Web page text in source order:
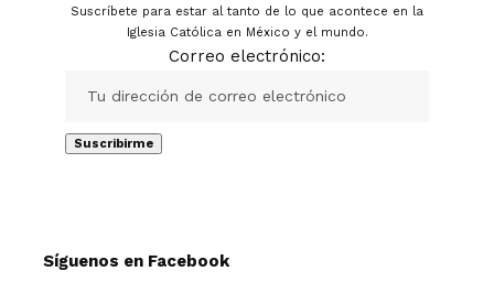
Suscríbete para estar al tanto de lo que acontece en la
Iglesia Católica en México y el mundo.
Correo electrónico:
Síguenos en Facebook